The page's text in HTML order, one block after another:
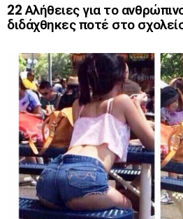
22 Αλήθειες για το
διδάχθηκες ποτέ στο